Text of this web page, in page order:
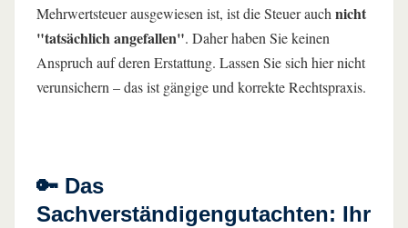
Mehrwertsteuer ausgewiesen ist, ist die Steuer auchnicht
"tatsächlich angefallen". Daher haben Sie keinen
Anspruch auf deren Erstattung. Lassen Sie sich hier nicht
verunsichern – das ist gängige und korrekte Rechtspraxis.
🔑 Das
Sachverständigengutachten: Ihr